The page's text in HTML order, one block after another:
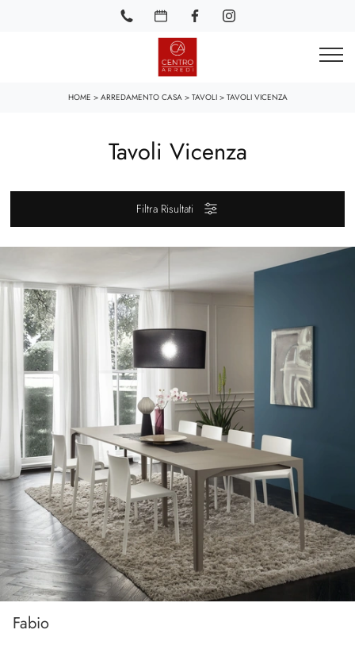
HOME > ARREDAMENTO CASA> TAVOLI> TAVOLI VICENZA
Tavoli Vicenza
Filtra Risultati
Fabio